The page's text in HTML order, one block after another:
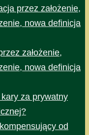
przez założenie,
nowa definicja
założenie,
nowa definicja
kary za prywatny
od